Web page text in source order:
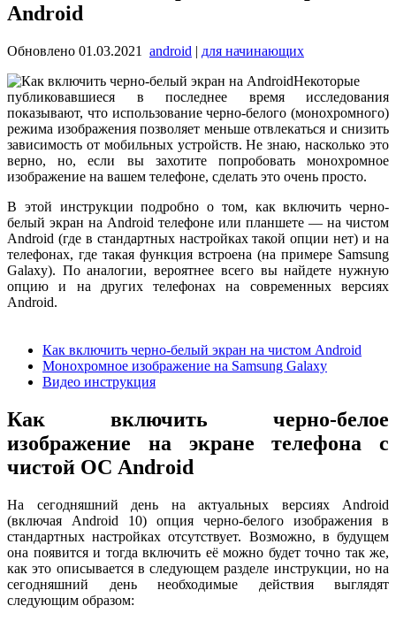
Android
Обновлено 01.03.2021 android | для начинающих
Некоторые
публиковавшиеся в последнее время исследования
показывают, что использование черно-белого (монохромного)
режима изображения позволяет меньше отвлекаться и снизить
зависимость от мобильных устройств. Не знаю, насколько это
верно, но, если вы захотите попробовать монохромное
изображение на вашем телефоне, сделать это очень просто.
В этой инструкции подробно о том, как включить черно-
белый экран на Android телефоне или планшете — на чистом
Android (где в стандартных настройках такой опции нет) и на
телефонах, где такая функция встроена (на примере Samsung
Galaxy). По аналогии, вероятнее всего вы найдете нужную
опцию и на других телефонах на современных версиях
Android.
Как включить черно-белый экран на чистом Android
Монохромное изображение на Samsung Galaxy
Видео инструкция
Как включить черно-белое
изображение на экране телефона с
чистой ОС Android
На сегодняшний день на актуальных версиях Android
(включая Android 10) опция черно-белого изображения в
стандартных настройках отсутствует. Возможно, в будущем
она появится и тогда включить её можно будет точно так же,
как это описывается в следующем разделе инструкции, но на
сегодняшний день необходимые действия выглядят
следующим образом: